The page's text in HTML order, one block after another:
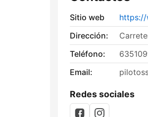
Sitio web
https://
Dirección:
Teléfono:
Email:
Redes sociales